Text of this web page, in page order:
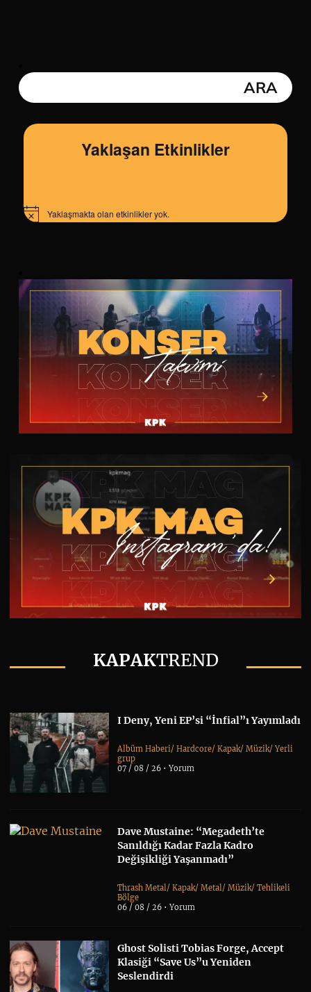
Yaklaşan Etkinlikler
Notice Yaklaşmakta olan etkinlikler yok.
KAPAKTREND
I Deny, Yeni EP’si “İnfial”ı Yayımladı
Albüm Haberi/Hardcore/Kapak/Müzik/Yerli
grup
07 / 08 / 26 •Yorum
Dave Mustaine: “Megadeth’te
Sanıldığı Kadar Fazla Kadro
Değişikliği Yaşanmadı”
Thrash Metal /Kapak/Metal /Müzik/Tehlikeli
Bölge
06 / 08 / 26 •Yorum
Ghost Solisti Tobias Forge, Accept
Klasiği “Save Us”u Yeniden
Seslendirdi